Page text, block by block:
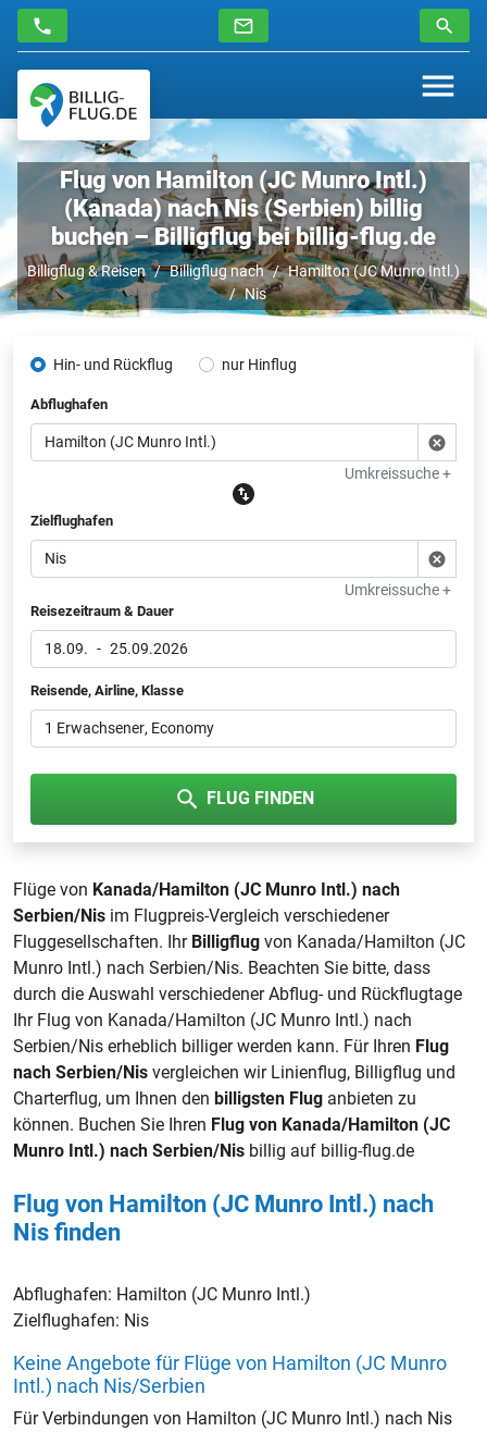
Flug von Hamilton (JC Munro Intl.)
(Kanada) nach Nis (Serbien) billig
buchen – Billigflug bei billig-flug.de
Billigflug & Reisen Billigflug nach
Hamilton (JC Munro Intl.)
Nis
Hin- und Rückflug nur Hinflug
Abflughafen
Umkreissuche +
Zielflughafen
Umkreissuche +
Reisezeitraum & Dauer
18.09. - 25.09.2026
Reisende, Airline, Klasse
1 Erwachsener, Economy
FLUG FINDEN
Flüge von Kanada/Hamilton (JC Munro Intl.) nach
Serbien/Nis im Flugpreis-Vergleich verschiedener
Fluggesellschaften. Ihr Billigflug von Kanada/Hamilton (JC
Munro Intl.) nach Serbien/Nis. Beachten Sie bitte, dass
durch die Auswahl verschiedener Abflug- und Rückflugtage
Ihr Flug von Kanada/Hamilton (JC Munro Intl.) nach
Serbien/Nis erheblich billiger werden kann. Für Ihren Flug
nach Serbien/Nis vergleichen wir Linienflug, Billigflug und
Charterflug, um Ihnen den billigsten Flug anbieten zu
können. Buchen Sie Ihren Flug von Kanada/Hamilton (JC
Munro Intl.) nach Serbien/Nis billig auf billig-flug.de
Flug von Hamilton (JC Munro Intl.) nach
Nis finden
Abflughafen: Hamilton (JC Munro Intl.)
Zielflughafen: Nis
Keine Angebote für Flüge von Hamilton (JC Munro
Intl.) nach Nis/Serbien
Für Verbindungen von Hamilton (JC Munro Intl.) nach Nis